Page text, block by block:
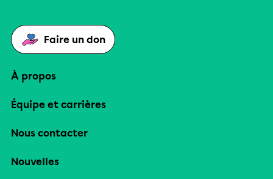
Faire un don
À propos
Équipe et carrières
Nous contacter
Nouvelles